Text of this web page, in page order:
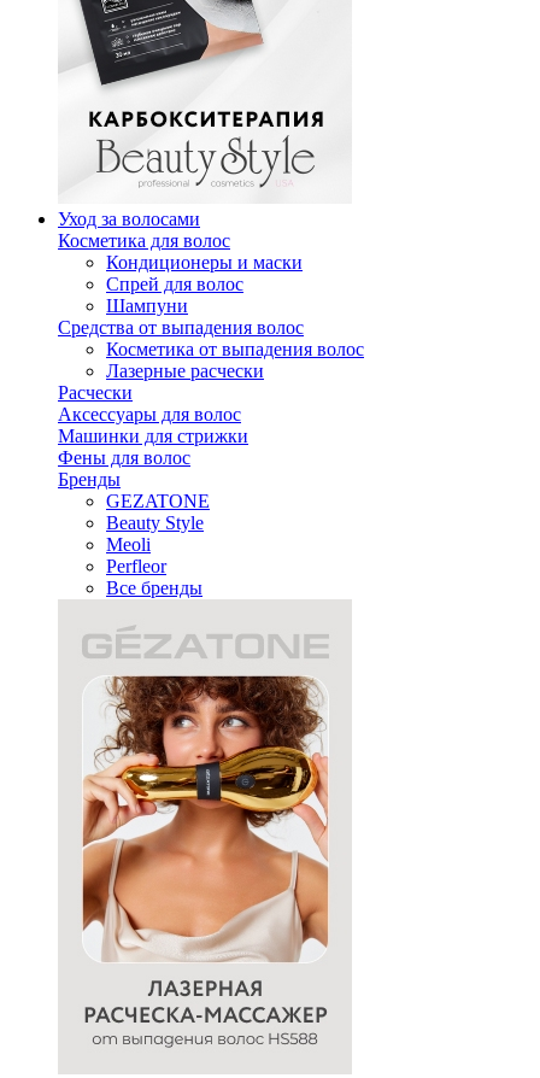
Уход за волосами
Косметика для волос
Кондиционеры и маски
Спрей для волос
Шампуни
Средства от выпадения волос
Косметика от выпадения волос
Лазерные расчески
Расчески
Аксессуары для волос
Машинки для стрижки
Фены для волос
Бренды
GEZATONE
Beauty Style
Meoli
Perfleor
Все бренды